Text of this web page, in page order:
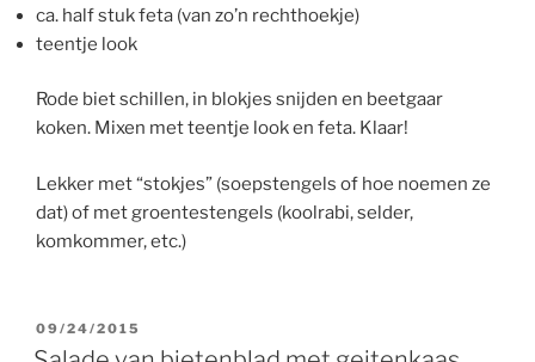
ca. half stuk feta (van zo’n rechthoekje)
teentje look
Rode biet schillen, in blokjes snijden en beetgaar
koken. Mixen met teentje look en feta. Klaar!
Lekker met “stokjes” (soepstengels of hoe noemen ze
dat) of met groentestengels (koolrabi, selder,
komkommer, etc.)
GEPLAATST
OP
09/24/2015